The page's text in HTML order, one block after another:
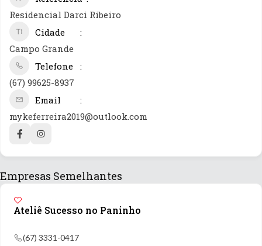
Residencial Darci Ribeiro
Cidade
Campo Grande
Telefone
(67) 99625-8937
Email
mykeferreira2019@outlook.com
Empresas Semelhantes
Ateliê Sucesso no Paninho
(67) 3331-0417